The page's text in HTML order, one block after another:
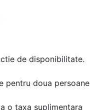
de disponibilitate.
pentru doua persoane
o taxa suplimentara